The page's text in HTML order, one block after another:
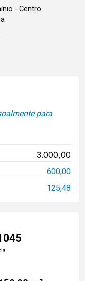
- Centro
para
3.000,00
600,00
125,48